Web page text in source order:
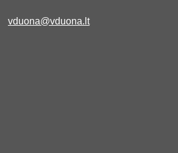
vduona@vduona.lt